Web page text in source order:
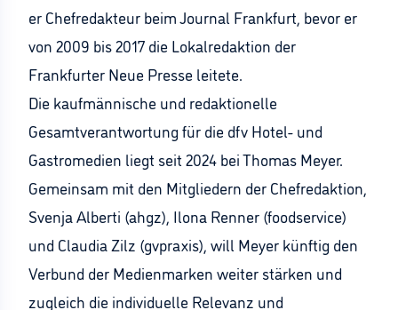
er Chefredakteur beim Journal Frankfurt, bevor er
von 2009 bis 2017 die Lokalredaktion der
Frankfurter Neue Presse leitete.
Die kaufmännische und redaktionelle
Gesamtverantwortung für die dfv Hotel- und
Gastromedien liegt seit 2024 bei Thomas Meyer.
Gemeinsam mit den Mitgliedern der Chefredaktion,
Svenja Alberti (ahgz), Ilona Renner (foodservice)
und Claudia Zilz (gvpraxis), will Meyer künftig den
Verbund der Medienmarken weiter stärken und
zugleich die individuelle Relevanz und